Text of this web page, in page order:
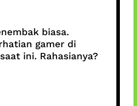
biasa.
gamer di
ini. Rahasianya?